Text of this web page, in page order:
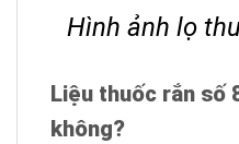
Hình ảnh lọ
Liệu thuốc rắn số
không?